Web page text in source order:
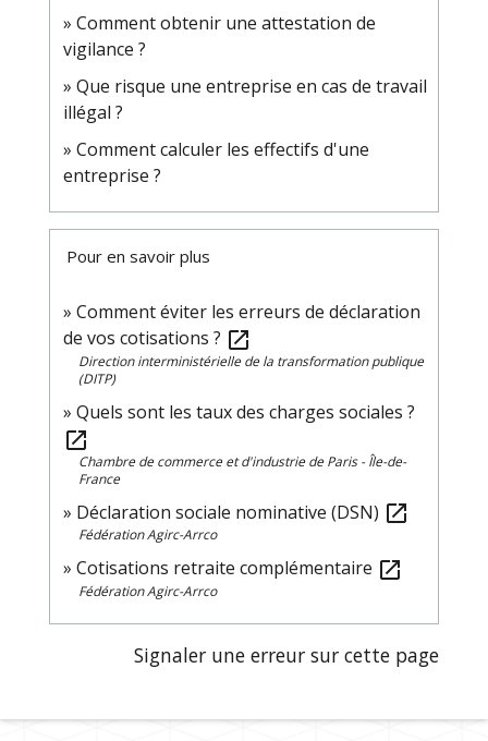
Comment obtenir une attestation de
vigilance ?
Que risque une entreprise en cas de travail
illégal ?
Comment calculer les effectifs d'une
entreprise ?
Pour en savoir plus
Comment éviter les erreurs de déclaration
de vos cotisations ? open_in_new
Direction interministérielle de la transformation publique
(DITP)
Quels sont les taux des charges sociales ?
open_in_new
Chambre de commerce et d'industrie de Paris - Île-de-
France
Déclaration sociale nominative (DSN) open_in_new
Fédération Agirc-Arrco
Cotisations retraite complémentaire open_in_new
Fédération Agirc-Arrco
Signaler une erreur sur cette page